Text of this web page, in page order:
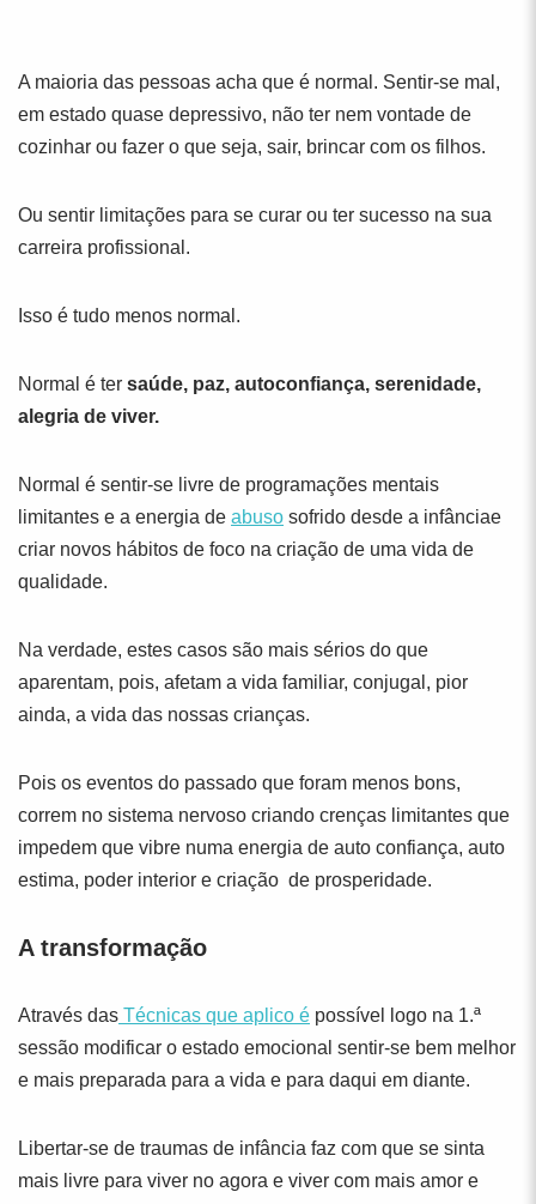
A maioria das pessoas acha que é normal. Sentir-se mal,
em estado quase depressivo, não ter nem vontade de
cozinhar ou fazer o que seja, sair, brincar com os filhos.
Ou sentir limitações para se curar ou ter sucesso na sua
carreira profissional.
Isso é tudo menos normal.
Normal é ter saúde, paz, autoconfiança, serenidade,
alegria de viver.
Normal é sentir-se livre de programações mentais
limitantes e a energia de abuso sofrido desde a infânciae
criar novos hábitos de foco na criação de uma vida de
qualidade.
Na verdade, estes casos são mais sérios do que
aparentam, pois, afetam a vida familiar, conjugal, pior
ainda, a vida das nossas crianças.
Pois os eventos do passado que foram menos bons,
correm no sistema nervoso criando crenças limitantes que
impedem que vibre numa energia de auto confiança, auto
estima, poder interior e criação de prosperidade.
A transformação
Através das Técnicas que aplico é possível logo na 1.ª
sessão modificar o estado emocional sentir-se bem melhor
e mais preparada para a vida e para daqui em diante.
Libertar-se de traumas de infância faz com que se sinta
mais livre para viver no agora e viver com mais amor e